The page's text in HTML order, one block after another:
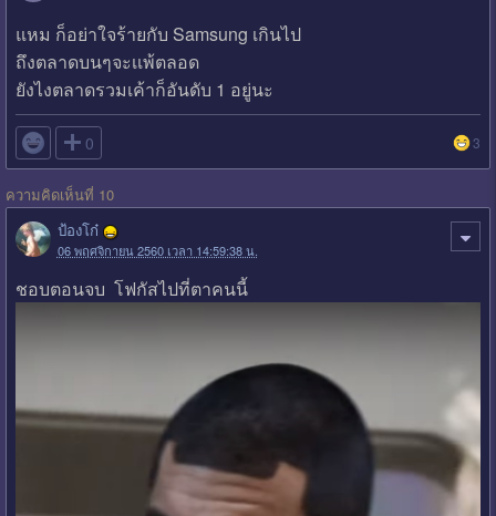
แหม ก็อย่าใจร้ายกับ Samsung เกินไป
ถึงตลาดบนๆจะเเพ้ตลอด
ยังไงตลาดรวมเค้าก็อันดับ 1 อยู่นะ
 0 3
ความคิดเห็นที่ 10
ป้องโก๋
06 พฤศจิกายน 2560 เวลา 14:59:38 น.
ชอบตอนจบ โฟกัสไปที่ตาคนนี้